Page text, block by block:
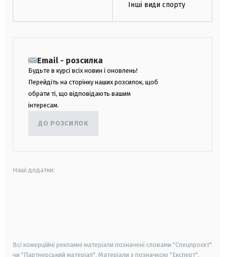
Інші види спорту
Email - розсилка
Будьте в курсі всіх новин і оновлень!
Перейдіть на сторінку наших розсилок, щоб
обрати ті, що відповідають вашим
інтересам.
ДО РОЗСИЛОК
Наші додатки:
Всі комерційні рекламні матеріали позначені словами "Спецпроєкт"
чи "Партнерський матеріал". Матеріали з позначкою "Експерт",